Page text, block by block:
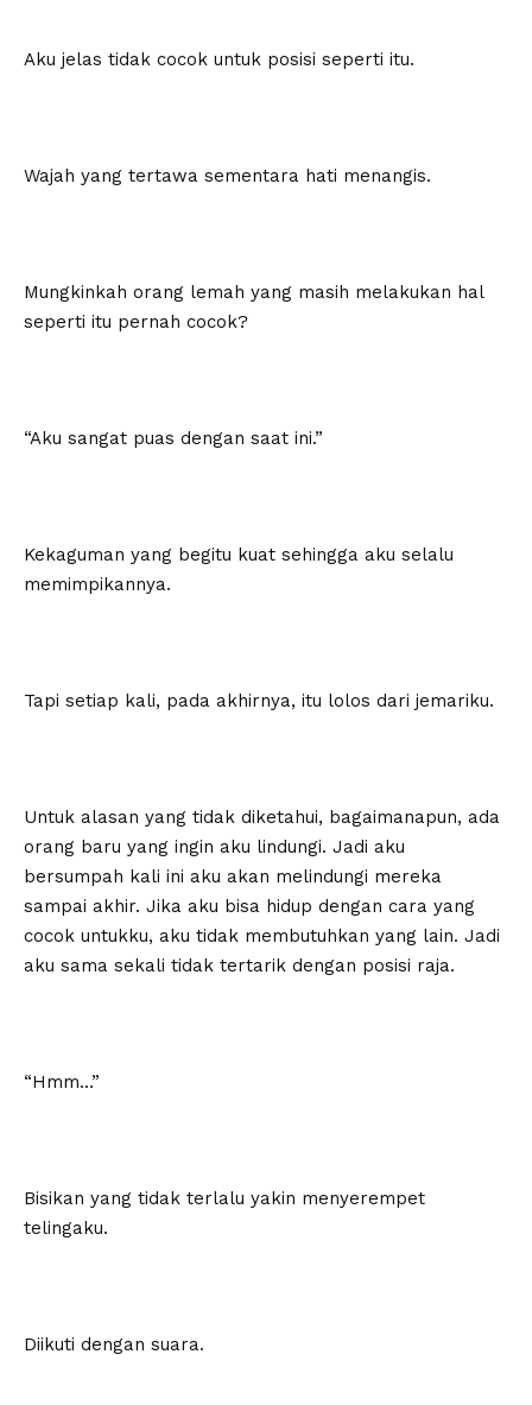
Aku jelas tidak cocok untuk posisi seperti itu.
Wajah yang tertawa sementara hati menangis.
Mungkinkah orang lemah yang masih melakukan hal
seperti itu pernah cocok?
“Aku sangat puas dengan saat ini.”
Kekaguman yang begitu kuat sehingga aku selalu
memimpikannya.
Tapi setiap kali, pada akhirnya, itu lolos dari jemariku.
Untuk alasan yang tidak diketahui, bagaimanapun, ada
orang baru yang ingin aku lindungi. Jadi aku
bersumpah kali ini aku akan melindungi mereka
sampai akhir. Jika aku bisa hidup dengan cara yang
cocok untukku, aku tidak membutuhkan yang lain. Jadi
aku sama sekali tidak tertarik dengan posisi raja.
“Hmm…”
Bisikan yang tidak terlalu yakin menyerempet
telingaku.
Diikuti dengan suara.